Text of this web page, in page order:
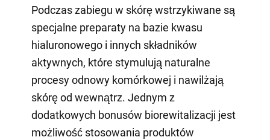
Podczas zabiegu w skórę wstrzykiwane są
specjalne preparaty na bazie kwasu
hialuronowego i innych składników
aktywnych, które stymulują naturalne
procesy odnowy komórkowej i nawilżają
skórę od wewnątrz. Jednym z
dodatkowych bonusów biorewitalizacji jest
możliwość stosowania produktów